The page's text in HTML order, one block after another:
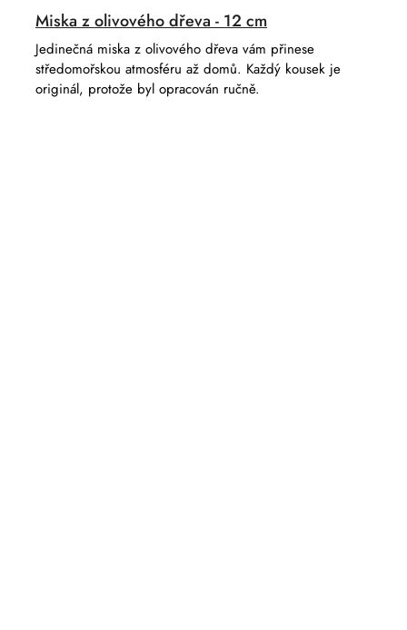
Miska z olivového dřeva - 12 cm
Jedinečná miska z olivového dřeva vám přinese
středomořskou atmosféru až domů. Každý kousek je
originál, protože byl opracován ručně.